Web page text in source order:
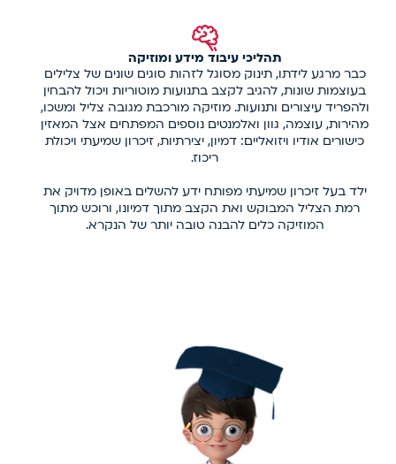
תהליכי עיבוד מידע ומוזיקה
כבר מרגע לידתו, תינוק מסוגל לזהות סוגים שונים של צלילים
בעוצמות שונות, להגיב לקצב בתנועות מוטוריות ויכול להבחין
ולהפריד עיצורים ותנועות. מוזיקה מורכבת מגובה צליל ומשכו,
מהירות, עוצמה, גוון ואלמנטים נוספים המפתחים אצל המאזין
כישורים אודיו ויזואליים: דמיון, יצירתיות, זיכרון שמיעתי ויכולת
ריכוז.
ילד בעל זיכרון שמיעתי מפותח ידע להשלים באופן מדויק את
רמת הצליל המבוקש ואת הקצב מתוך דמיונו, ורוכש מתוך
המוזיקה כלים להבנה טובה יותר של הנקרא.
Video